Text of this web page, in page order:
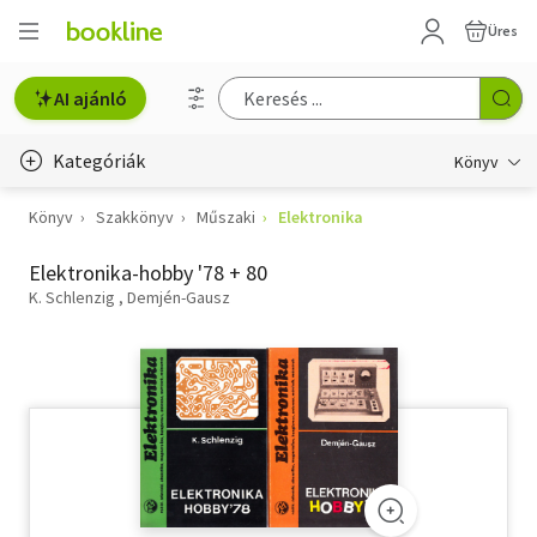
Üres
AI ajánló
Kategóriák Könyv
Életmód, egészség
Erotika
Hobbi, szabadidő
Könyv Szakkönyv Műszaki Elektronika
Elektronika-hobby '78 + 80
K. Schlenzig Demjén-Gausz